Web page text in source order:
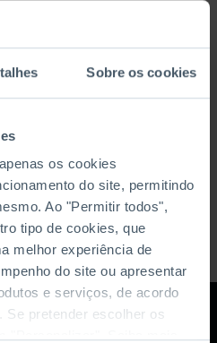
Sobre os cookies
os cookies
do site, permitindo
Ao "Permitir todos",
tipo de cookies, que
melhor experiência de
do site ou apresentar
e serviços, de acordo
pretender escolher os